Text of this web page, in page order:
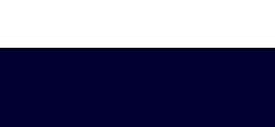
yetersiz gördüğünüz